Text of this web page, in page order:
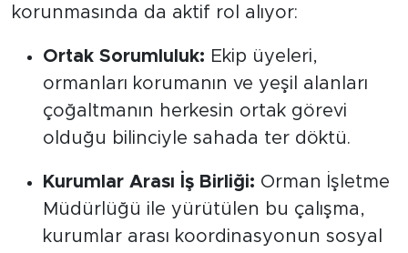
korunmasında da aktif rol alıyor:
Ortak Sorumluluk: Ekip üyeleri,
ormanları korumanın ve yeşil alanları
çoğaltmanın herkesin ortak görevi
olduğu bilinciyle sahada ter döktü.
Kurumlar Arası İş Birliği: Orman İşletme
Müdürlüğü ile yürütülen bu çalışma,
kurumlar arası koordinasyonun sosyal